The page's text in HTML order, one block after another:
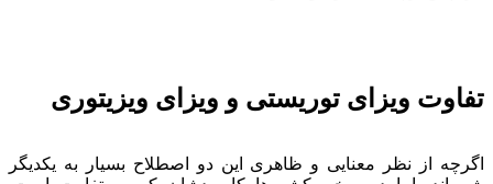
تفاوت ویزای توریستی و ویزای ویزیتوری
اگرچه از نظر معنایی و ظاهری این دو اصطلاح بسیار به یکدیگر